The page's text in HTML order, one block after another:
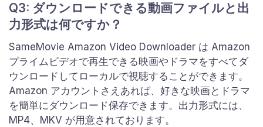
Q3: ダウンロードできる動画ファイルと出
力形式は何ですか？
SameMovie Amazon Video Downloader は Amazon
プライムビデオで再生できる映画やドラマをすべてダ
ウンロードしてローカルで視聴することができます。
Amazon アカウントさえあれば、好きな映画とドラマ
を簡単にダウンロード保存できます。出力形式には、
MP4、MKV が用意されております。